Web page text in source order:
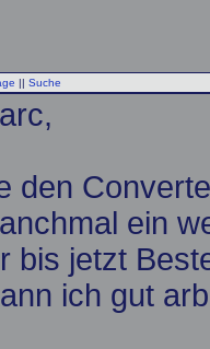
|| Suche
den
ein
bis jetzt
ich gut